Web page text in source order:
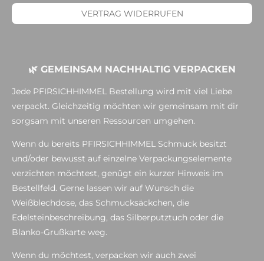
VERTRAG WIDERRUFEN
🌿 GEMEINSAM NACHHALTIG VERPACKEN
Jede PFIRSICHHIMMEL Bestellung wird mit viel Liebe
verpackt. Gleichzeitig möchten wir gemeinsam mit dir
sorgsam mit unseren Ressourcen umgehen.
Wenn du bereits PFIRSICHHIMMEL Schmuck besitzt
und/oder bewusst auf einzelne Verpackungselemente
verzichten möchtest, genügt ein kurzer Hinweis im
Bestellfeld. Gerne lassen wir auf Wunsch die
Weißblechdose, das Schmucksäckchen, die
Edelsteinbeschreibung, das Silberputztuch oder die
Blanko-Grußkarte weg.
Wenn du möchtest, verpacken wir auch zwei